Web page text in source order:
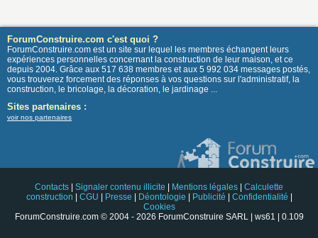
ForumConstruire.com c'est quoi ?
ForumConstruire.com est un site sur lequel les membres échangent leurs
expériences personnelles concernant la construction de leur maison, et ce
depuis 2004. Grâce aux 517 638 membres et aux 5 992 034 messages postés,
vous trouverez forcement des réponses à vos questions sur l'administratif, la
construction, le bricolage, la décoration, le jardinage ...
Sites partenaires :
voir nos partenaires
Contacts Signaler contenu illicite Mentions légales
Calculette
construction
CGU Presse Déontologie Publicité Confidentialité
Cookies
ForumConstruire.com © 2004 - 2026 ForumConstruire SARL | ws61 | 0.109